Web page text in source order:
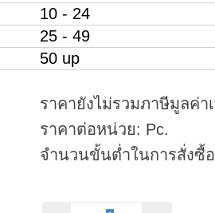
10 - 24
25 - 49
50 up
ราคายังไม่รวมภาษีมูลค่า
ราคาต่อหน่วย: Pc.
จำนวนขั้นต่ำในการสั่งซื้